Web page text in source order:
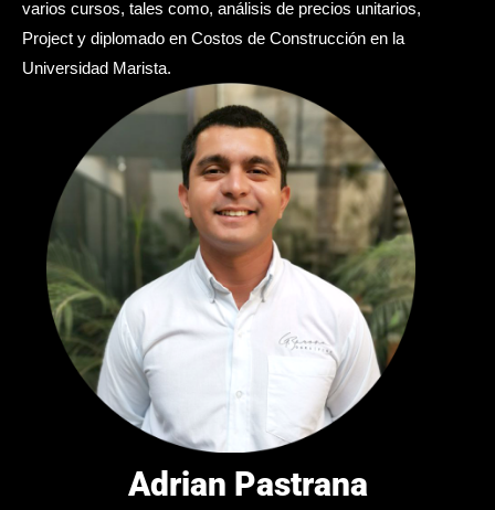
varios cursos, tales como, análisis de precios unitarios,
Project y diplomado en Costos de Construcción en la
Universidad Marista.
Adrian Pastrana